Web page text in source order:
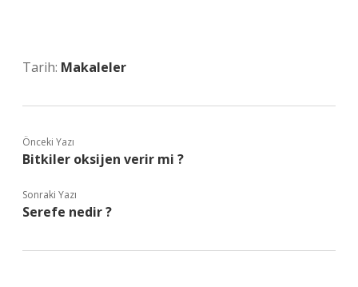
Tarih: Makaleler
Önceki Yazı
Bitkiler oksijen verir mi ?
Sonraki Yazı
Serefe nedir ?